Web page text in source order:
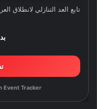
تابع العد التنازلي لانطلاق
Event Tracker